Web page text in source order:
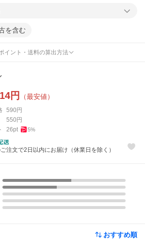
を含む
イント・送料の算出方法
円 （最安値）
590 円
550 円
26pt 5%
注文で2日以内にお届け（休業日を除く）
おすすめ順